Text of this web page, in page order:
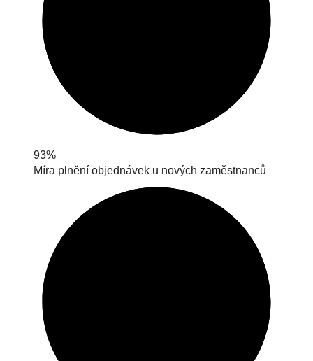
93%
Míra plnění objednávek u nových zaměstnanců